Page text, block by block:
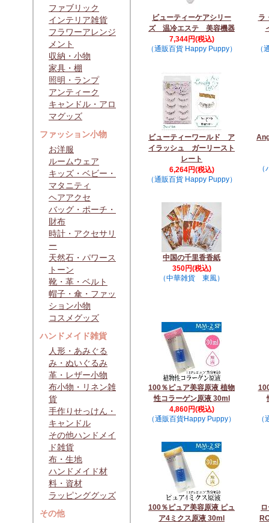
ファブリック
インテリア雑貨
フラワーアレンジ
メント
収納・小物
家具・棚
照明・ランプ
アンティーク
キャンドル・アロ
マグッズ
ファッション小物
お洋服
ルームウェア
キッズ・ベビー・
マタニティ
ヘアアクセ
バッグ・ポーチ・
財布
時計・アクセサリ
ー
天然石・パワース
トーン
靴・革・ベルト
帽子・傘・ファッ
ション小物
コスメグッズ
ハンドメイド雑貨
人形・あみぐる
み・ぬいぐるみ
革・レザー小物
布小物・リネン雑
貨
手作りせっけん・
キャンドル
その他ハンドメイ
ド雑貨
布・生地
ハンドメイド材
料・資材
ラッピンググッズ
その他
ビューティーケアシリー
ズ 温冷エステ 美容機器
7,344円(税込)
（通販百貨 Happy Puppy）
ラ
（
ビューティーワールド ア
イラッシュ ガーリースト
レート
6,264円(税込)
（通販百貨 Happy Puppy）
中国の千里香香紙
350円(税込)
（中華雑貨 東風）
100％ピュア美容原液 植物
性コラーゲン原液 30ml
4,860円(税込)
（通販百貨Happy Puppy）
100％ピュア美容原液 ピュ
ア4ミクス原液 30ml